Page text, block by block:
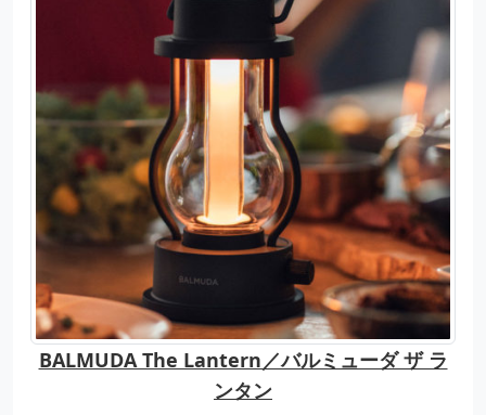
BALMUDA The Lantern／バルミューダ ザ ラ
ンタン